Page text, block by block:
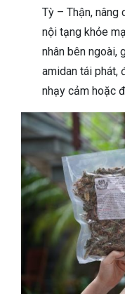
Tỳ – Thận, nâng
nội tạng khỏe
nhân bên ngoài,
amidan tái phát,
nhạy cảm hoặc